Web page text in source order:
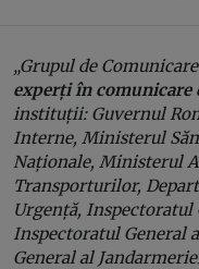
„Grupul de
experți în comunicare
instituții: Guvernul
Interne, Ministerul
Naționale, Ministerul
Transporturilor,
Urgență, Inspectoratul
Inspectoratul General
General al